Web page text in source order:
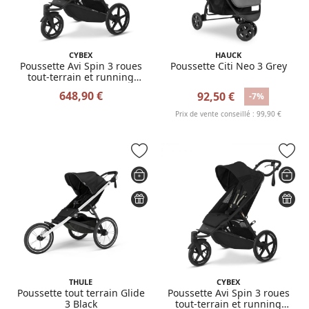
CYBEX
Poussette Avi Spin 3 roues
tout-terrain et running
648,90 €
HAUCK
Poussette Citi Neo 3 Grey
92,50 € -7%
Prix de vente conseillé : 99,90 €
THULE
Poussette tout terrain Glide
3 Black
CYBEX
Poussette Avi Spin 3 roues
tout-terrain et running